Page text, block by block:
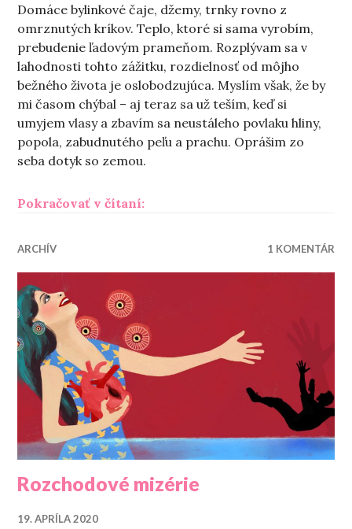
Domáce bylinkové čaje, džemy, trnky rovno z
omrznutých kríkov. Teplo, ktoré si sama vyrobím,
prebudenie ľadovým prameňom. Rozplývam sa v
lahodnosti tohto zážitku, rozdielnosť od môjho
bežného života je oslobodzujúca. Myslím však, že by
mi časom chýbal – aj teraz sa už teším, keď si
umyjem vlasy a zbavím sa neustáleho povlaku hliny,
popola, zabudnutého peľu a prachu. Oprášim zo
seba dotyk so zemou.
Pokračovať v čítaní:„Sama (sebou)“
ARCHÍV 1 KOMENTÁR
Rozchodové mizérie
19. APRÍLA 2020